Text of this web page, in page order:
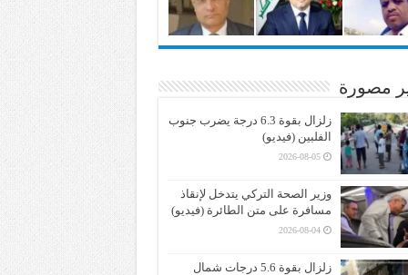
مصورة
زلزال بقوة 6.3 درجة يضرب جنوب
الفلبين (فيديو)
2026-08-05
وزير الصحة التركي يتدخل لإنقاذ
مسافرة على متن الطائرة (فيديو)
2026-08-04
زلزال بقوة 5.6 درجات شمال